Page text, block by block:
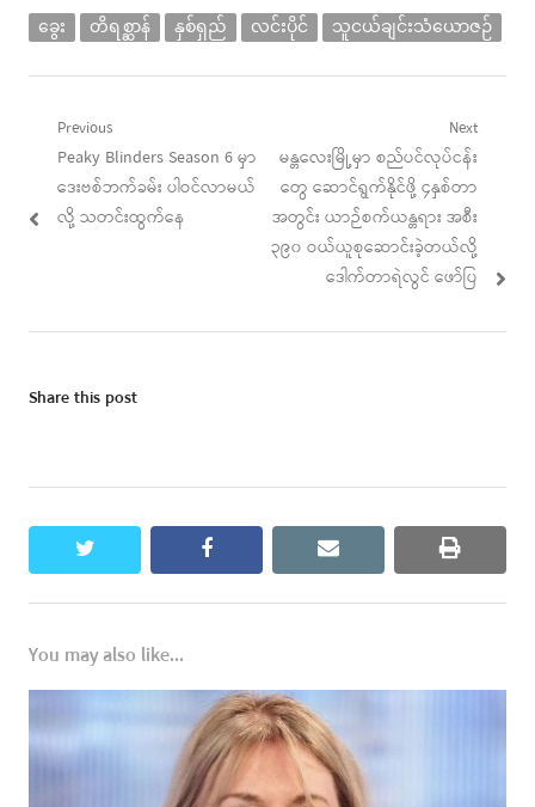
ခွေး တိရစ္ဆာန် နှစ်ရှည် လင်းပိုင် သူငယ်ချင်းသံယောဇဉ်
Post
navigation
Previous
Previous
post:
Peaky Blinders Season 6 မှာ
ဒေးဗစ်ဘက်ခမ်း ပါဝင်လာမယ်
လို့ သတင်းထွက်နေ
Next
Next
post:
မန္တလေးမြို့မှာ စည်ပင်လုပ်ငန်း
တွေ ဆောင်ရွက်နိုင်ဖို့ ၄နှစ်တာ
အတွင်း ယာဉ်စက်ယန္တရား အစီး
၃၉၀ ဝယ်ယူစုဆောင်းခဲ့တယ်လို့
ဒေါက်တာရဲလွင် ဖော်ပြ
Share this post
twitter facebook email print
You may also like...